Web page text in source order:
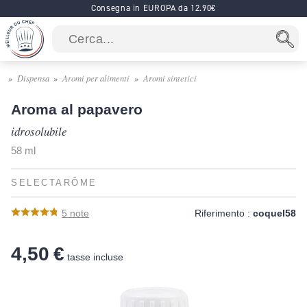
Consegna in EUROPA da 12.90€
Dispensa Aromi per alimenti Aromi sintetici
Aroma al papavero
idrosolubile
58 ml
SELECTARÔME
5 note Riferimento : coquel58
4,50 € tasse incluse